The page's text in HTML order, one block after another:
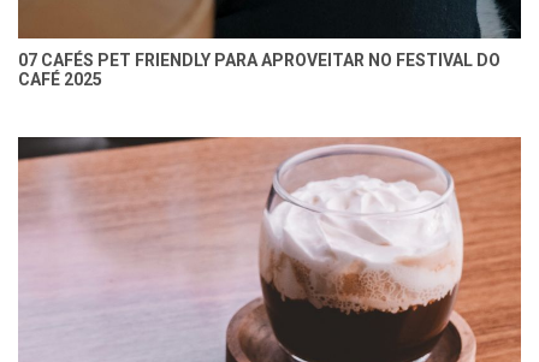
07 CAFÉS PET FRIENDLY PARA APROVEITAR NO FESTIVAL DO
CAFÉ 2025